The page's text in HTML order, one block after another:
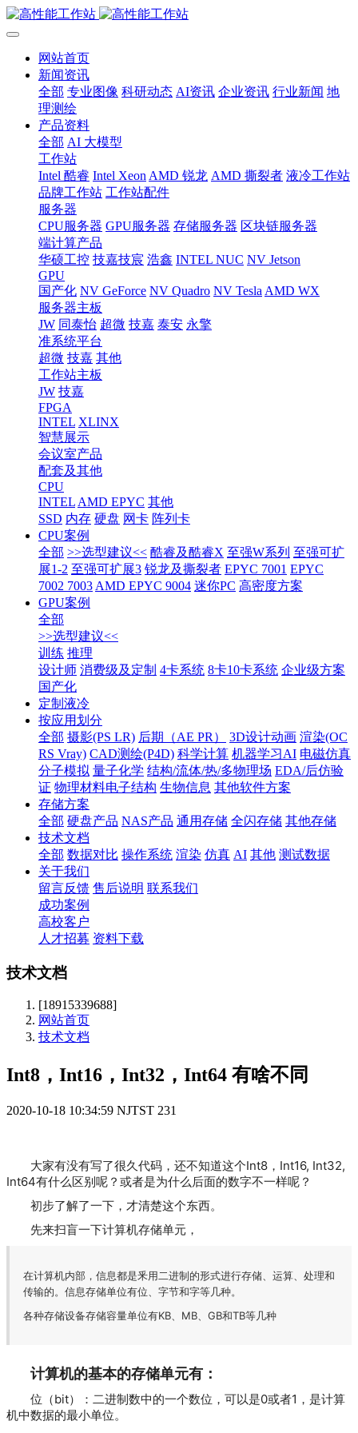
网站首页
新闻资讯
全部 专业图像 科研动态 AI资讯 企业资讯 行业新闻 地
理测绘
产品资料
全部 AI 大模型
工作站
Intel 酷睿 Intel Xeon AMD 锐龙 AMD 撕裂者 液冷工作站
品牌工作站 工作站配件
服务器
CPU服务器 GPU服务器 存储服务器 区块链服务器
端计算产品
华硕工控 技嘉技宸 浩鑫 INTEL NUC NV Jetson
GPU
国产化 NV GeForce NV Quadro NV Tesla AMD WX
服务器主板
JW 同泰怡 超微 技嘉 泰安 永擎
准系统平台
超微 技嘉 其他
工作站主板
JW 技嘉
FPGA
INTEL XLINX
智慧展示
会议室产品
配套及其他
CPU
INTEL AMD EPYC 其他
SSD 内存 硬盘 网卡 阵列卡
CPU案例
全部 >>选型建议<< 酷睿及酷睿X 至强W系列 至强可扩
展1-2 至强可扩展3 锐龙及撕裂者 EPYC 7001 EPYC
7002 7003 AMD EPYC 9004 迷你PC 高密度方案
GPU案例
全部
>>选型建议<<
训练 推理
设计师 消费级及定制 4卡系统 8卡10卡系统 企业级方案
国产化
定制液冷
按应用划分
全部 摄影(PS LR) 后期（AE PR） 3D设计动画 渲染(OC
RS Vray) CAD测绘(P4D) 科学计算 机器学习AI 电磁仿真
分子模拟 量子化学 结构/流体/热/多物理场 EDA/后仿验
证 物理材料电子结构 生物信息 其他软件方案
存储方案
全部 硬盘产品 NAS产品 通用存储 全闪存储 其他存储
技术文档
全部 数据对比 操作系统 渲染 仿真 AI 其他 测试数据
关于我们
留言反馈 售后说明 联系我们
成功案例
高校客户
人才招募 资料下载
技术文档
[18915339688]
网站首页
技术文档
Int8，Int16，Int32，Int64 有啥不同
2020-10-18 10:34:59 NJTST 231
大家有没有写了很久代码，还不知道这个Int8，Int16, Int32,
Int64有什么区别呢？或者是为什么后面的数字不一样呢？
初步了解了一下，才清楚这个东西。
先来扫盲一下计算机存储单元，
在计算机内部，信息都是釆用二进制的形式进行存储、运算、处理和
传输的。信息存储单位有位、字节和字等几种。
各种存储设备存储容量单位有KB、MB、GB和TB等几种
计算机的基本的存储单元有：
位（bit）：二进制数中的一个数位，可以是0或者1，是计算
机中数据的最小单位。